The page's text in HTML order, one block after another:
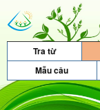
Tra từ
Mẫu câu